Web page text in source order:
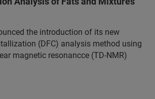
the introduction of its new
(DFC) analysis method using
magnetic resonancce (TD-NMR)